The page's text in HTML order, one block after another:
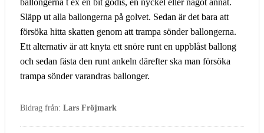
Släpp ut alla ballongerna på golvet. Sedan är det bara att
försöka hitta skatten genom att trampa sönder ballongerna.
Ett alternativ är att knyta ett snöre runt en uppblåst ballong
och sedan fästa den runt ankeln därefter ska man försöka
trampa sönder varandras ballonger.
Bidrag från: Lars Fröjmark